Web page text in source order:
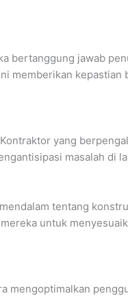
bertanggung jawab
memberikan kepastian
yang
masalah di
tentang
untuk
mengoptimalkan